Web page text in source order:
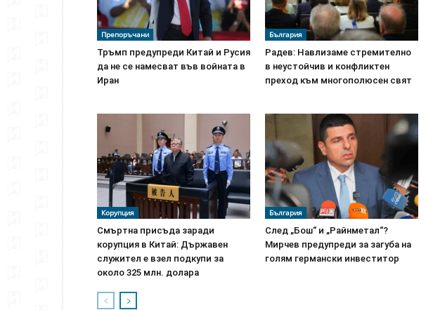
Препоръчани
Тръмп предупреди Китай и Русия
да не се намесват във войната в
Иран
България
Радев: Навлизаме стремително
в неустойчив и конфликтен
преход към многополюсен свят
Корупция
Смъртна присъда заради
корупция в Китай: Държавен
служител е взел подкупи за
около 325 млн. долара
България
След „Бош“ и „Райнметал“?
Мирчев предупреди за загуба на
голям германски инвеститор